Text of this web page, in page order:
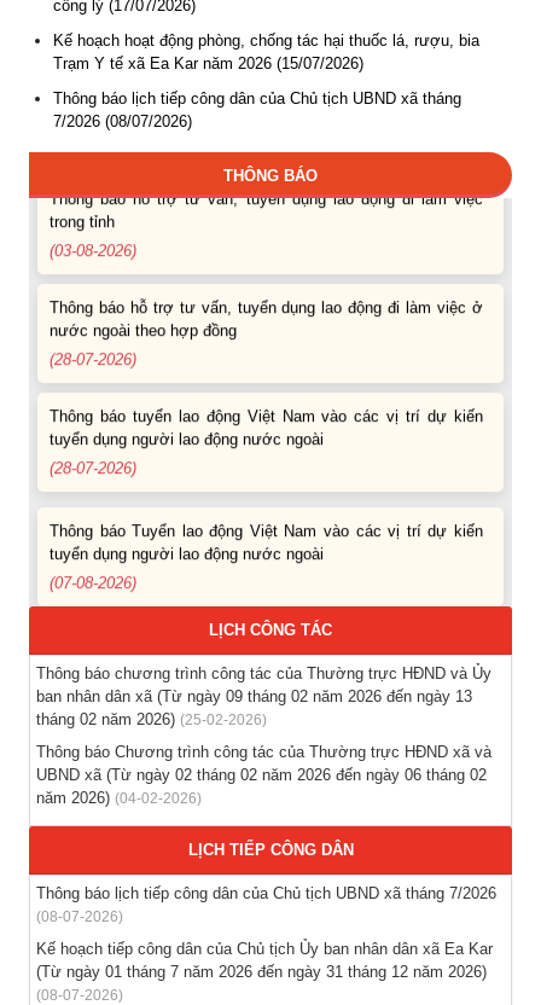
công lý (17/07/2026)
Kế hoạch hoạt động phòng, chống tác hại thuốc lá, rượu, bia
Trạm Y tế xã Ea Kar năm 2026 (15/07/2026)
Thông báo lịch tiếp công dân của Chủ tịch UBND xã tháng
7/2026 (08/07/2026)
THÔNG BÁO
tuyển dụng người lao động nước ngoài
(07-08-2026)
Thông báo các khóa đào tạo năm học 2026-2027
(04-08-2026)
Thông báo hỗ trợ tư vấn, tuyển dụng lao động đi làm việc
trong tỉnh
(03-08-2026)
nước ngoài theo hợp đồng
(28-07-2026)
tuyển dụng người lao động nước ngoài
(28-07-2026)
tuyển dụng người lao động nước ngoài
(07-08-2026)
Thông báo các khóa đào tạo năm học 2026-2027
(04-08-2026)
Thông báo hỗ trợ tư vấn, tuyển dụng lao động đi làm việc
trong tỉnh
(03-08-2026)
nước ngoài theo hợp đồng
(28-07-2026)
Thông báo tuyển lao động Việt Nam vào các vị trí dự kiến
tuyển dụng người lao động nước ngoài
(28-07-2026)
LỊCH CÔNG TÁC
Thông báo chương trình công tác của Thường trực HĐND và Ủy
ban nhân dân xã (Từ ngày 09 tháng 02 năm 2026 đến ngày 13
tháng 02 năm 2026) (25-02-2026)
Thông báo Chương trình công tác của Thường trực HĐND xã và
UBND xã (Từ ngày 02 tháng 02 năm 2026 đến ngày 06 tháng 02
năm 2026) (04-02-2026)
LỊCH TIẾP CÔNG DÂN
Thông báo lịch tiếp công dân của Chủ tịch UBND xã tháng 7/2026
(08-07-2026)
Kế hoạch tiếp công dân của Chủ tịch Ủy ban nhân dân xã Ea Kar
(Từ ngày 01 tháng 7 năm 2026 đến ngày 31 tháng 12 năm 2026)
(08-07-2026)